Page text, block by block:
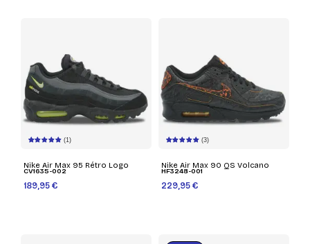
(1)
Nike Air Max 95 Rétro Logo
CV1635-002
189,95 €
(3)
Nike Air Max 90 QS Volcano
HF3248-001
229,95 €